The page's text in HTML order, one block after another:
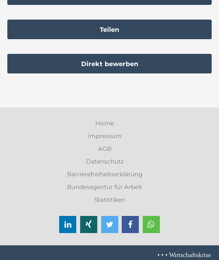
Teilen
Direkt bewerben
Home
Impressum
AGB
Datenschutz
Barrierefreiheitserklärung
Bundesagentur für Arbeit
Statistiken
• • • Wirtschaftskrise